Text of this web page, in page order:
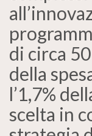
di circa
della
l’1,7%
scelta in